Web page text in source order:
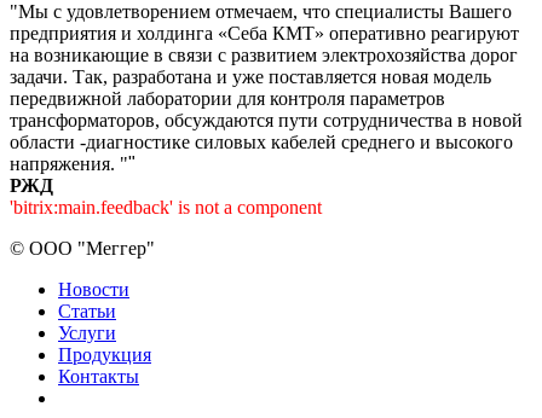
"Мы с удовлетворением отмечаем, что специалисты Вашего
предприятия и холдинга «Себа КМТ» оперативно реагируют
на возникающие в связи с развитием электрохозяйства дорог
задачи. Так, разработана и уже поставляется новая модель
передвижной лаборатории для контроля параметров
трансформаторов, обсуждаются пути сотрудничества в новой
области -диагностике силовых кабелей среднего и высокого
напряжения. ""
РЖД
'bitrix:main.feedback' is not a component
© ООО "Меггер"
Новости
Статьи
Услуги
Продукция
Контакты